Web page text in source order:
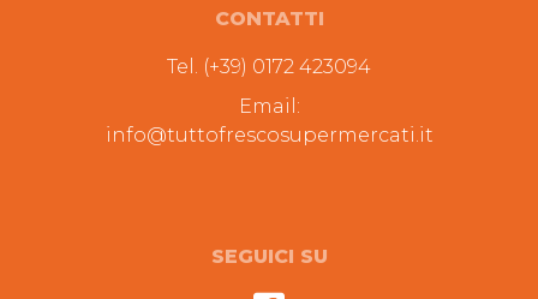
CONTATTI
Tel. (+39) 0172 423094
Email:
info@tuttofrescosupermercati.it
SEGUICI SU